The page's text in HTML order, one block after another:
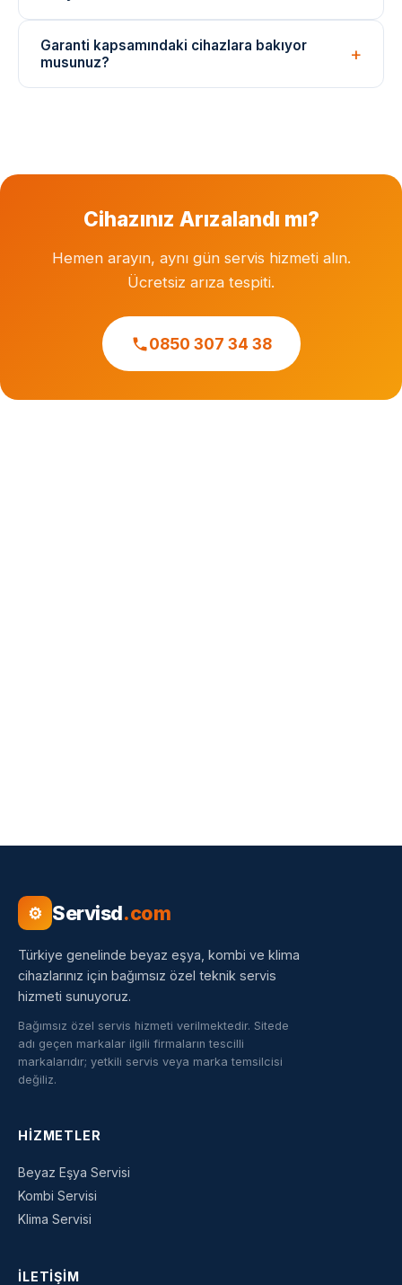
daha birçok marka cihazı için bağımsız teknik servis
hizmeti sunuyoruz.
Garanti kapsamındaki cihazlara bakıyor
musunuz?
Cihazınız Arızalandı mı?
Hemen arayın, aynı gün servis hizmeti alın.
Ücretsiz arıza tespiti.
0850 307 34 38
⚙ Servisd.com
Türkiye genelinde beyaz eşya, kombi ve klima
cihazlarınız için bağımsız özel teknik servis
hizmeti sunuyoruz.
Bağımsız özel servis hizmeti verilmektedir. Sitede
adı geçen markalar ilgili firmaların tescilli
markalarıdır; yetkili servis veya marka temsilcisi
değiliz.
HIZMETLER
Beyaz Eşya Servisi
Kombi Servisi
Klima Servisi
İLETIŞIM